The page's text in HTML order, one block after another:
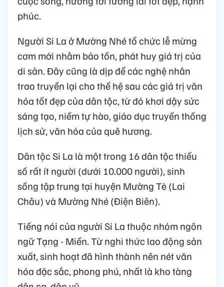
phúc.
Người Si La ở Mường Nhé tổ chức lễ mừng
cơm mới nhằm bảo tồn, phát huy giá trị của
di sản. Đây cũng là dịp để các nghệ nhân
trao truyền lại cho thế hệ sau các giá trị văn
hóa tốt đẹp của dân tộc, từ đó khơi dậy sức
sáng tạo, niềm tự hào, giáo dục truyền thống
lịch sử, văn hóa của quê hương.
Dân tộc Si La là một trong 16 dân tộc thiểu
số rất ít người (dưới 10.000 người), sinh
sống tập trung tại huyện Mường Tè (Lai
Châu) và Mường Nhé (Điện Biên).
Tiếng nói của người Si La thuộc nhóm ngôn
ngữ Tạng - Miến. Từ nghi thức lao động sản
xuất, sinh hoạt đã hình thành nên nét văn
hóa đặc sắc, phong phú, nhất là kho tàng